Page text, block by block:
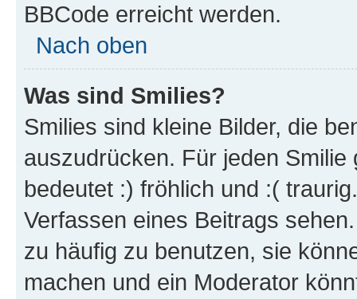
BBCode erreicht werden.
Nach oben
Was sind Smilies?
Smilies sind kleine Bilder, die
auszudrücken. Für jeden
bedeutet :) fröhlich und :(
Verfassen eines Beitrags
zu häufig zu benutzen, sie
machen und ein Moderator